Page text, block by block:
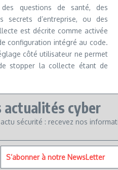
questions de santé, des
secrets d’entreprise, ou des
est décrite comme activée
configuration intégré au code.
côté utilisateur ne permet
stopper la collecte étant de
cyber
sécurité : recevez nos
S’abonner à notre NewsLetter